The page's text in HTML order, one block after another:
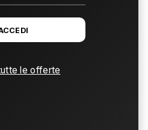
le offerte